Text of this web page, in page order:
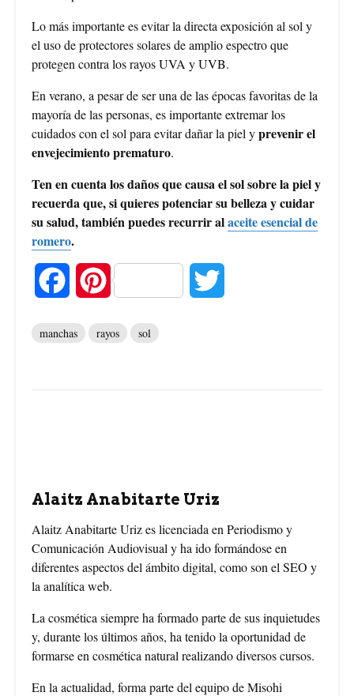
Lo más importante es evitar la directa exposición al sol y
el uso de protectores solares de amplio espectro que
protegen contra los rayos UVA y UVB.
En verano, a pesar de ser una de las épocas favoritas de la
mayoría de las personas, es importante extremar los
cuidados con el sol para evitar dañar la piel yprevenir el
envejecimiento prematuro.
Ten en cuenta los daños que causa el sol sobre la piel y
recuerda que, si quieres potenciar su belleza y cuidar
su salud, también puedes recurrir alaceite esencial de
romero.
k
P
t
manchas rayos sol
Alaitz Anabitarte Uriz
Alaitz Anabitarte Uriz es licenciada en Periodismo y
Comunicación Audiovisual y ha ido formándose en
diferentes aspectos del ámbito digital, como son el SEO y
la analítica web.
La cosmética siempre ha formado parte de sus inquietudes
y, durante los últimos años, ha tenido la oportunidad de
formarse en cosmética natural realizando diversos cursos.
En la actualidad, forma parte del equipo de Misohi